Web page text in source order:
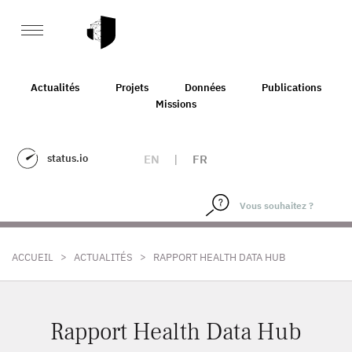
Actualités Projets Données
Publications
Missions
status.io EN | FR
ACCUEIL > ACTUALITÉS > RAPPORT HEALTH DATA HUB
Rapport Health Data Hub